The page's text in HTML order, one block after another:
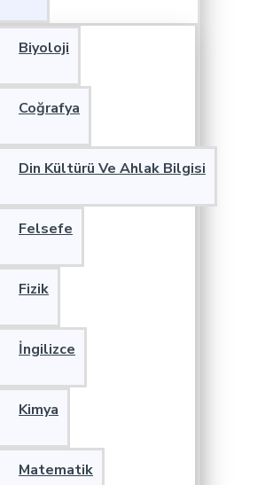
Biyoloji
Coğrafya
Din Kültürü Ve Ahlak Bilgisi
Felsefe
Fizik
İngilizce
Kimya
Matematik